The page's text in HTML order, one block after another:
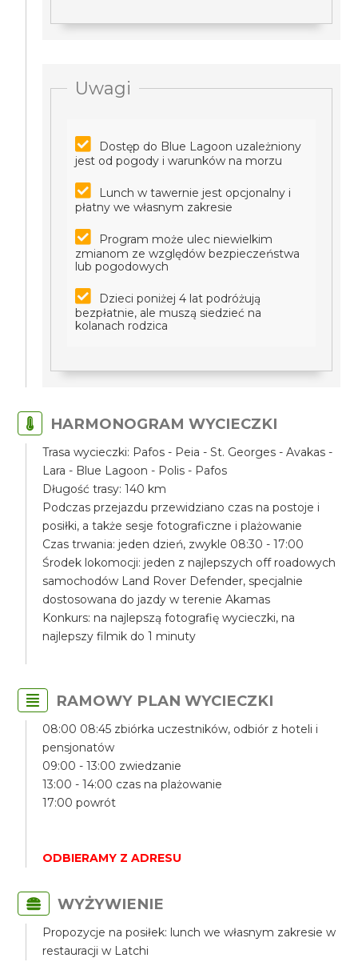
Uwagi
Dostęp do Blue Lagoon uzależniony
jest od pogody i warunków na morzu
Lunch w tawernie jest opcjonalny i
płatny we własnym zakresie
Program może ulec niewielkim
zmianom ze względów bezpieczeństwa
lub pogodowych
Dzieci poniżej 4 lat podróżują
bezpłatnie, ale muszą siedzieć na
kolanach rodzica
HARMONOGRAM WYCIECZKI
Trasa wycieczki: Pafos - Peia - St. Georges - Avakas -
Lara - Blue Lagoon - Polis - Pafos
Długość trasy: 140 km
Podczas przejazdu przewidziano czas na postoje i
posiłki, a także sesje fotograficzne i plażowanie
Czas trwania: jeden dzień, zwykle 08:30 - 17:00
Środek lokomocji: jeden z najlepszych off roadowych
samochodów Land Rover Defender, specjalnie
dostosowana do jazdy w terenie Akamas
Konkurs: na najlepszą fotografię wycieczki, na
najlepszy filmik do 1 minuty
RAMOWY PLAN WYCIECZKI
08:00 08:45 zbiórka uczestników, odbiór z hoteli i
pensjonatów
09:00 - 13:00 zwiedzanie
13:00 - 14:00 czas na plażowanie
17:00 powrót
ODBIERAMY Z ADRESU
WYŻYWIENIE
Propozycje na posiłek: lunch we własnym zakresie w
restauracji w Latchi